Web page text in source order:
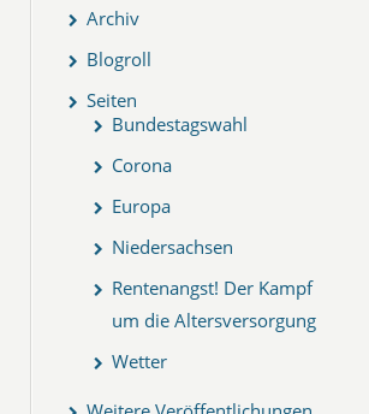
Archiv
Blogroll
Seiten
Bundestagswahl
Corona
Europa
Niedersachsen
Rentenangst! Der Kampf
um die Altersversorgung
Wetter